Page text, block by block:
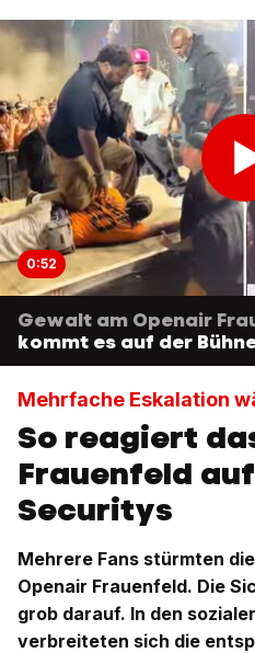
0:52
Gewalt am Openair
kommt es auf der
Mehrfache Eskalation
So reagiert
Frauenfeld
Securitys
Mehrere Fans stürmten
Openair Frauenfeld. Die
grob darauf. In den
verbreiteten sich die